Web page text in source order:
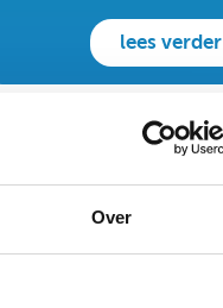
Over
lees verder